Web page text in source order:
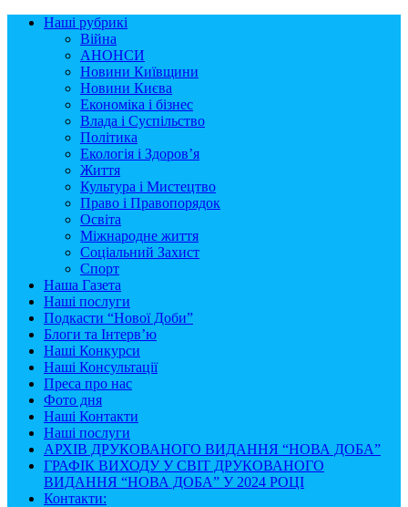
Наші рубрикі
Війна
АНОНСИ
Новини Київщини
Новини Києва
Економіка і бізнес
Влада і Суспільство
Політика
Екологія і Здоров’я
Життя
Культура і Мистецтво
Право і Правопорядок
Освіта
Міжнародне життя
Соціальний Захист
Спорт
Наша Газета
Наші послуги
Подкасти “Нової Доби”
Блоги та Інтерв’ю
Наші Конкурси
Наші Консультації
Преса про нас
Фото дня
Наші Контакти
Наші послуги
АРХІВ ДРУКОВАНОГО ВИДАННЯ “НОВА ДОБА”
ГРАФІК ВИХОДУ У СВІТ ДРУКОВАНОГО
ВИДАННЯ “НОВА ДОБА” У 2024 РОЦІ
Контакти: